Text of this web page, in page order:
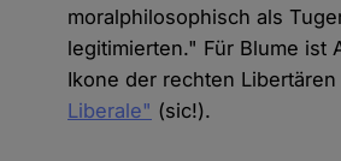
moralphilosophisch als
legitimierten." Für Blume ist
Ikone der rechten Libertären
Liberale" (sic!).